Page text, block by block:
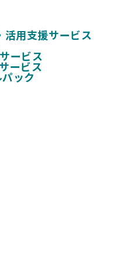
活用支援サービス
ービス
ービス
ック